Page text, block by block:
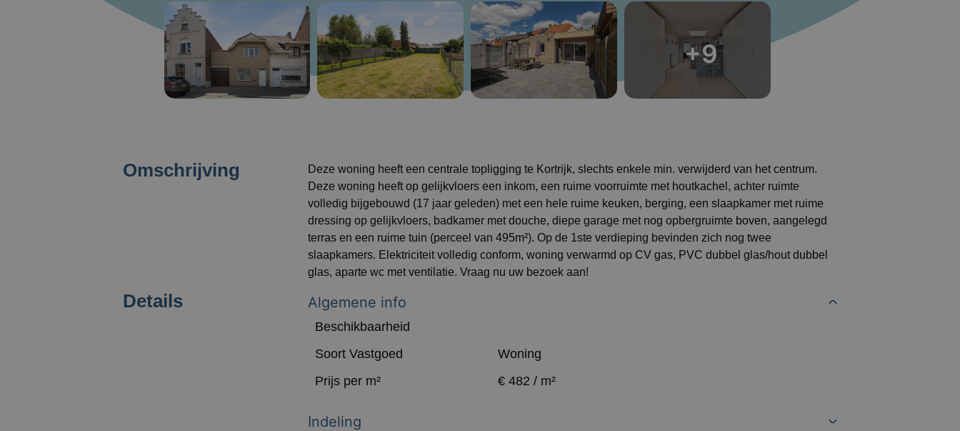
+9
Omschrijving
Deze woning heeft een centrale topligging te Kortrijk, slechts enkele min. verwijderd van het centrum.
Deze woning heeft op gelijkvloers een inkom, een ruime voorruimte met houtkachel, achter ruimte
volledig bijgebouwd (17 jaar geleden) met een hele ruime keuken, berging, een slaapkamer met ruime
dressing op gelijkvloers, badkamer met douche, diepe garage met nog opbergruimte boven, aangelegd
terras en een ruime tuin (perceel van 495m²). Op de 1ste verdieping bevinden zich nog twee
slaapkamers. Elektriciteit volledig conform, woning verwarmd op CV gas, PVC dubbel glas/hout dubbel
glas, aparte wc met ventilatie. Vraag nu uw bezoek aan!
Details Algemene info
Beschikbaarheid
Soort Vastgoed
Woning
Prijs per m²
€ 482 / m²
Indeling